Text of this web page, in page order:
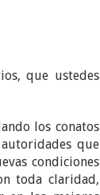
que ustedes
los conatos
que
condiciones
toda claridad,